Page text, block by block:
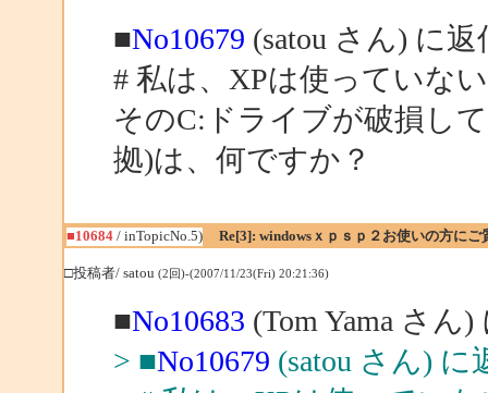
■No10679 (satou さん) に返
# 私は、XPは使っていな
そのC:ドライブが破損し
拠)は、何ですか？
■10684/ inTopicNo.5) Re[3]: windowsｘｐｓｐ２お使いの方にご
□投稿者/ satou (2回)-(2007/11/23(Fri) 20:21:36)
■No10683 (Tom Yama さん)
> ■No10679 (satou さん) に